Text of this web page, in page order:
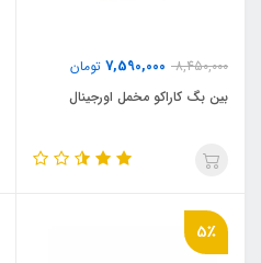
8,450,000
7,590,000 تومان
بین بگ کاراکو مخمل اورجینال
5٪